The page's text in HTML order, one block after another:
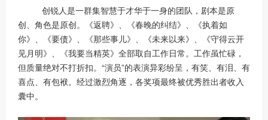
创锐人是一群集智慧于才华于一身的团队，剧本是原
创、角色是原创。《返聘》、《春晚的纠结》、《执着如
你》、《要债》、《那些事儿》、《未来以来》、《守得云开
见月明》、《我要当精英》全部取自工作日常。工作虽忙碌，
但质量绝对不打折扣。“演员”的表演异彩纷呈，有笑、有泪、有
喜点、有包袱。经过激烈角逐，各奖项最终被优秀胜出者收入
囊中。